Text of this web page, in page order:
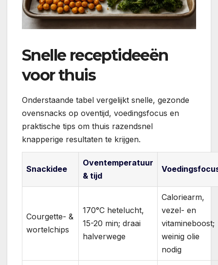
Snelle receptideeën
voor thuis
Onderstaande tabel vergelijkt snelle, gezonde
ovensnacks op oventijd, voedingsfocus en
praktische tips om thuis razendsnel
knapperige resultaten te krijgen.
Snackidee
Oventemperatuur
& tijd
Courgette- &
wortelchips
170°C hetelucht,
15-20 min; draai
halverwege
Caloriearm,
vezel- en
vitamineboost;
weinig olie
nodig